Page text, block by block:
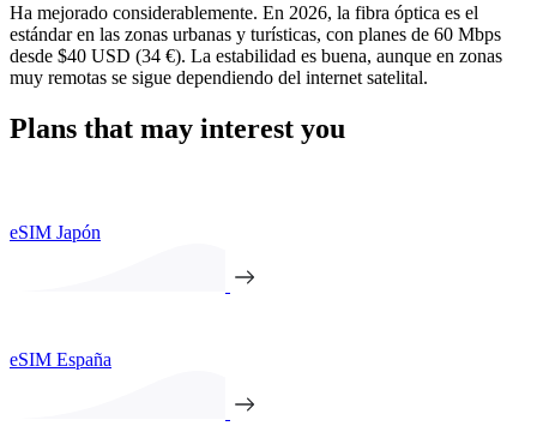
Ha mejorado considerablemente. En 2026, la fibra óptica es el
estándar en las zonas urbanas y turísticas, con planes de 60 Mbps
desde $40 USD (34 €). La estabilidad es buena, aunque en zonas
muy remotas se sigue dependiendo del internet satelital.
Plans that may interest you
eSIM Japón
eSIM España